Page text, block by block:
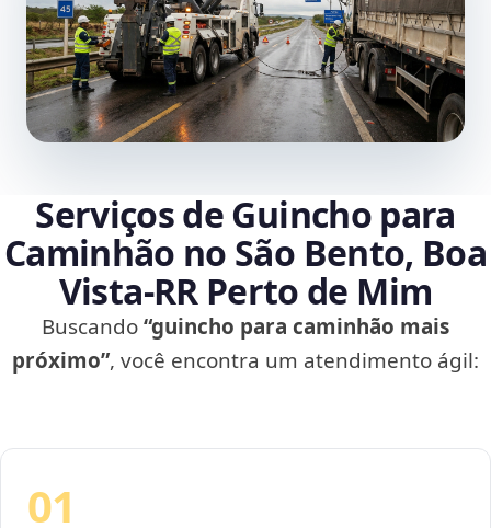
Serviços de Guincho para
Caminhão no São Bento, Boa
Vista‑RR Perto de Mim
Buscando“guincho para caminhão mais
próximo”, você encontra um atendimento ágil:
01